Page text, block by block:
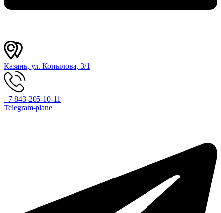
Казань, ул. Копылова, 3/1
+7 843-205-10-11
Telegram-plane